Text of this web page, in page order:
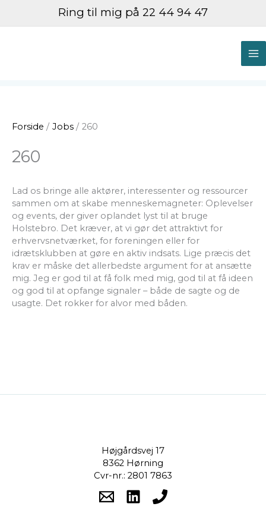
Ring til mig på 22 44 94 47
Forside Jobs 260
260
Lad os bringe alle aktører, interessenter og ressourcer
sammen om at skabe menneskemagneter: Oplevelser
og events, der giver oplandet lyst til at bruge
Holstebro. Det kræver, at vi gør det attraktivt for
erhvervsnetværket, for foreningen eller for
idrætsklubben at gøre en aktiv indsats. Lige præcis det
krav er måske det allerbedste argument for at ansætte
mig. Jeg er god til at få folk med mig, god til at få ideen
og god til at opfange signaler – både de sagte og de
usagte. Det rokker for alvor med båden.
Højgårdsvej 17
8362 Hørning
Cvr-nr.: 2801 7863